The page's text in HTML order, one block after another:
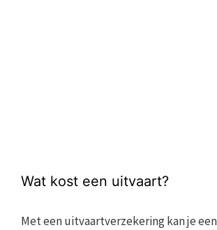
Wat kost een uitvaart?
Met een uitvaartverzekering kan je